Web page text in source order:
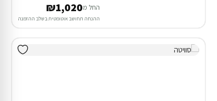
החל מ₪1,020
ההנחה תחושב אוטומטית בשלב ההזמנה